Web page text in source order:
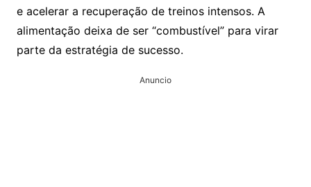
e acelerar a recuperação de treinos intensos. A
alimentação deixa de ser “combustível” para virar
parte da estratégia de sucesso.
Anuncio